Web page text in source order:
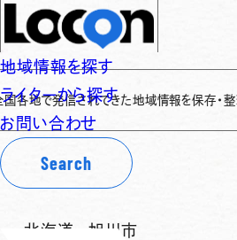
地域情報を探す
ライターから探す
お問い合わせ
Search
れてきた地域情報を保存・整理し、継続的
北海道 -旭川市